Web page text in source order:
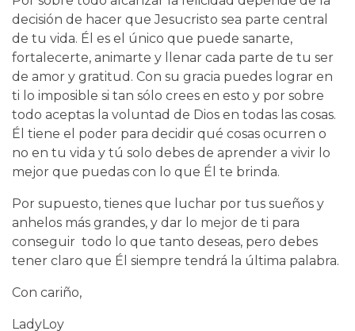
decisión de hacer que Jesucristo sea parte central
de tu vida. Él es el único que puede sanarte,
fortalecerte, animarte y llenar cada parte de tu ser
de amor y gratitud. Con su gracia puedes lograr en
ti lo imposible si tan sólo crees en esto y por sobre
todo aceptas la voluntad de Dios en todas las cosas.
Él tiene el poder para decidir qué cosas ocurren o
no en tu vida y tú solo debes de aprender a vivir lo
mejor que puedas con lo que Él te brinda.
Por supuesto, tienes que luchar por tus sueños y
anhelos más grandes, y dar lo mejor de ti para
conseguir todo lo que tanto deseas, pero debes
tener claro que Él siempre tendrá la última palabra.
Con cariño,
LadyLoy